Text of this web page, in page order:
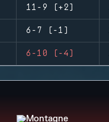
11-9 (+2)
6-7 (-1)
6-10 (-4)